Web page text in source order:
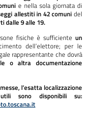
e nella sola giornata di
allestiti in 42 comunidel
dalle 9 alle 19.
fisiche è sufficienteun
dell’elettore; per le
rappresentante che dovrà
o altra documentazione
l’esatta localizzazione
sono disponibili su: